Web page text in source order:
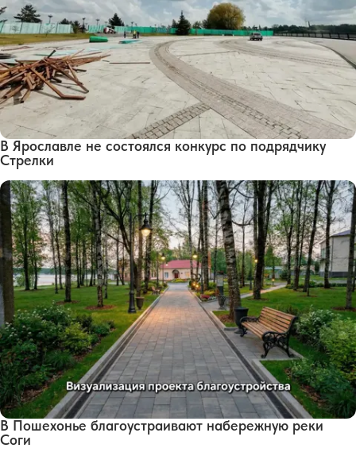
В Ярославле не состоялся конкурс по подрядчику
Стрелки
В Пошехонье благоустраивают набережную реки
Соги